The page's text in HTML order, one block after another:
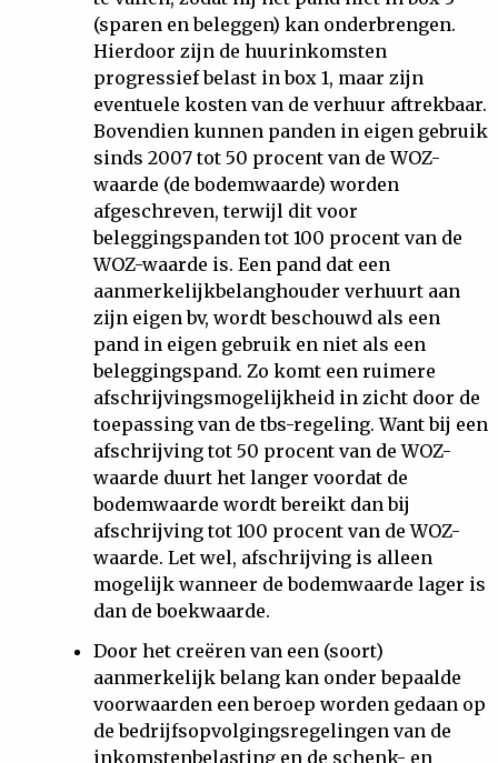
(sparen en beleggen) kan onderbrengen.
Hierdoor zijn de huurinkomsten
progressief belast in box 1, maar zijn
eventuele kosten van de verhuur aftrekbaar.
Bovendien kunnen panden in eigen gebruik
sinds 2007 tot 50 procent van de WOZ-
waarde (de bodemwaarde) worden
afgeschreven, terwijl dit voor
beleggingspanden tot 100 procent van de
WOZ-waarde is. Een pand dat een
aanmerkelijkbelanghouder verhuurt aan
zijn eigen bv, wordt beschouwd als een
pand in eigen gebruik en niet als een
beleggingspand. Zo komt een ruimere
afschrijvingsmogelijkheid in zicht door de
toepassing van de tbs-regeling. Want bij een
afschrijving tot 50 procent van de WOZ-
waarde duurt het langer voordat de
bodemwaarde wordt bereikt dan bij
afschrijving tot 100 procent van de WOZ-
waarde. Let wel, afschrijving is alleen
mogelijk wanneer de bodemwaarde lager is
dan de boekwaarde.
Door het creëren van een (soort)
aanmerkelijk belang kan onder bepaalde
voorwaarden een beroep worden gedaan op
de bedrijfsopvolgingsregelingen van de
inkomstenbelasting en de schenk- en